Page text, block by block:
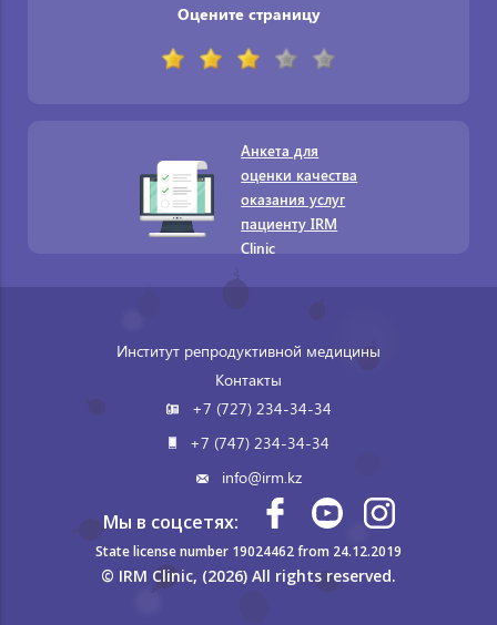
Оцените страницу
Анкета для
оценки качества
оказания услуг
пациенту IRM
Clinic
Институт репродуктивной медицины
Контакты
+7 (727) 234-34-34
+7 (747) 234-34-34
info@irm.kz
Мы в соцсетях:
State license number 19024462 from 24.12.2019
© IRM Clinic, (2026) All rights reserved.